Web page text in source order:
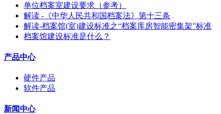
单位档案室建设要求（参考）
解读 -《中华人民共和国档案法》第十三条
解读-档案馆(室)建设标准之“档案库房智能密集架”标准
档案馆建设标准是什么？
产品中心
硬件产品
软件产品
新闻中心